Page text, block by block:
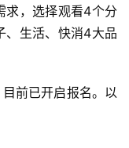
求，选择观看4个分
、生活、快消4大品
前已开启报名。以